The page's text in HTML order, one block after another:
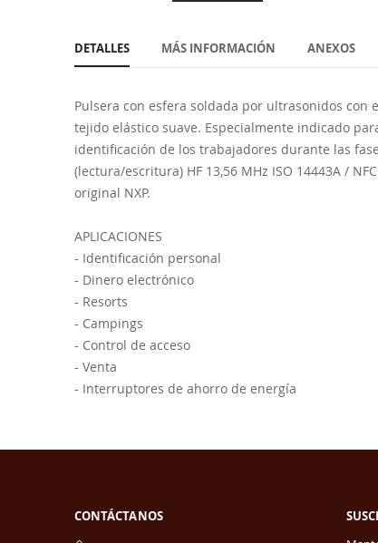
comienzo
la
galería
de
imágenes
DETALLES
Pulsera con esfera soldada por ultrasonidos
tejido elástico suave. Especialmente indicado
identificación de los trabajadores durante las
(lectura/escritura) HF 13,56 MHz ISO 14443A /
original NXP.
APLICACIONES
- Identificación personal
- Dinero electrónico
- Resorts
- Campings
- Control de acceso
- Venta
- Interruptores de ahorro de energía
MÁS INFORMACIÓN ANEXOS
CONTÁCTANOS